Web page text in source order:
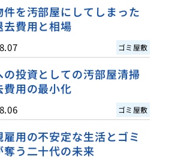
件を汚部屋にしてしまった
去費用と相場
ゴミ屋敷
の投資としての汚部屋清掃
費用の最小化
ゴミ屋敷
雇用の不安定な生活とゴミ
奪う二十代の未来